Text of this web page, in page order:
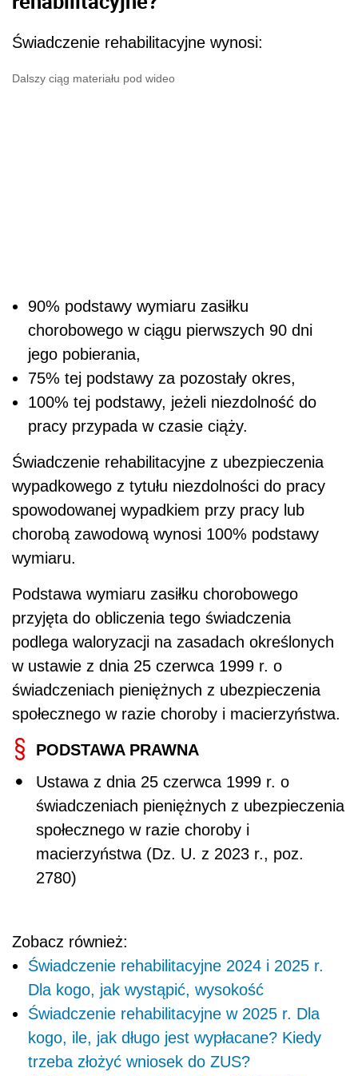
Świadczenie rehabilitacyjne wynosi:
Dalszy ciąg materiału pod wideo
90% podstawy wymiaru zasiłku
chorobowego w ciągu pierwszych 90 dni
jego pobierania,
75% tej podstawy za pozostały okres,
100% tej podstawy, jeżeli niezdolność do
pracy przypada w czasie ciąży.
Świadczenie rehabilitacyjne z ubezpieczenia
wypadkowego z tytułu niezdolności do pracy
spowodowanej wypadkiem przy pracy lub
chorobą zawodową wynosi 100% podstawy
wymiaru.
Podstawa wymiaru zasiłku chorobowego
przyjęta do obliczenia tego świadczenia
podlega waloryzacji na zasadach określonych
w ustawie z dnia 25 czerwca 1999 r. o
świadczeniach pieniężnych z ubezpieczenia
społecznego w razie choroby i macierzyństwa.
PODSTAWA PRAWNA
Ustawa z dnia 25 czerwca 1999 r. o
świadczeniach pieniężnych z ubezpieczenia
społecznego w razie choroby i
macierzyństwa (Dz. U. z 2023 r., poz.
2780)
Zobacz również:
Świadczenie rehabilitacyjne 2024 i 2025 r.
Dla kogo, jak wystąpić, wysokość
Świadczenie rehabilitacyjne w 2025 r. Dla
kogo, ile, jak długo jest wypłacane? Kiedy
trzeba złożyć wniosek do ZUS?